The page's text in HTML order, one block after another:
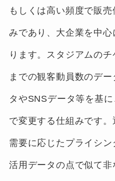
もしくは高い頻度で販
みであり、大企業を中
ります。スタジアムの
までの観客動員数のデ
タやSNSデータ等を基
で変更する仕組みです
需要に応じたプライシン
活用データの点で似て非